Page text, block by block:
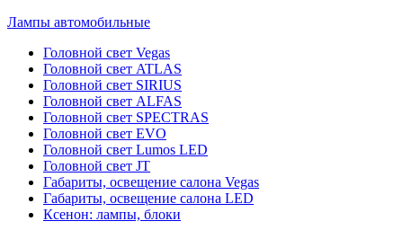
Лампы автомобильные
Головной свет Vegas
Головной свет ATLAS
Головной свет SIRIUS
Головной свет ALFAS
Головной свет SPECTRAS
Головной свет EVO
Головной свет Lumos LED
Головной свет JT
Габариты, освещение салона Vegas
Габариты, освещение салона LED
Ксенон: лампы, блоки